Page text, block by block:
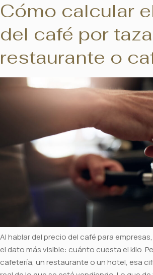
Cómo calcular
del café por
restaurante o
Al hablar del precio del café para
el dato más visible: cuánto cuesta el kilo.
cafetería, un restaurante o un hotel, esa